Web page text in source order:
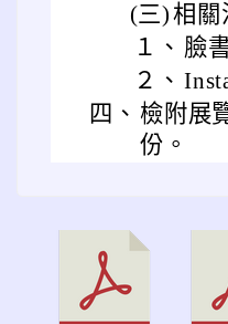
(三)相關
１、 臉
２、
四、 檢附展
份。